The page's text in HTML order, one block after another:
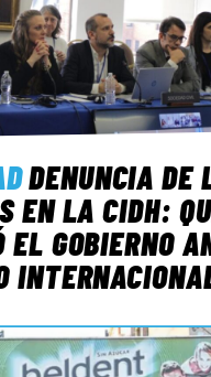
DENUNCIA DE
EN LA CIDH:
EL GOBIERNO